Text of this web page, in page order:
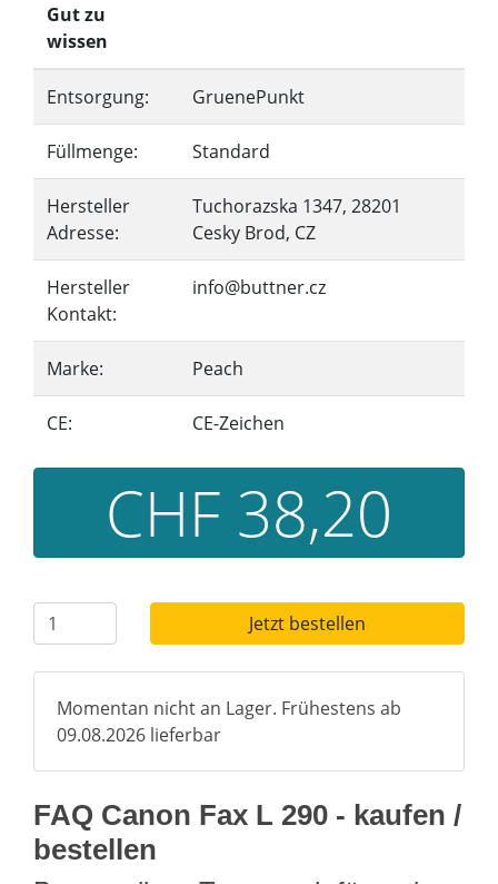
Gut zu
wissen
Entsorgung: GruenePunkt
Füllmenge: Standard
Hersteller
Adresse:
Tuchorazska 1347, 28201
Cesky Brod, CZ
Hersteller
Kontakt:
info@buttner.cz
Marke: Peach
CE: CE-Zeichen
CHF 38,20
Jetzt bestellen
Momentan nicht an Lager. Frühestens ab
09.08.2026 lieferbar
FAQ Canon Fax L 290 - kaufen /
bestellen